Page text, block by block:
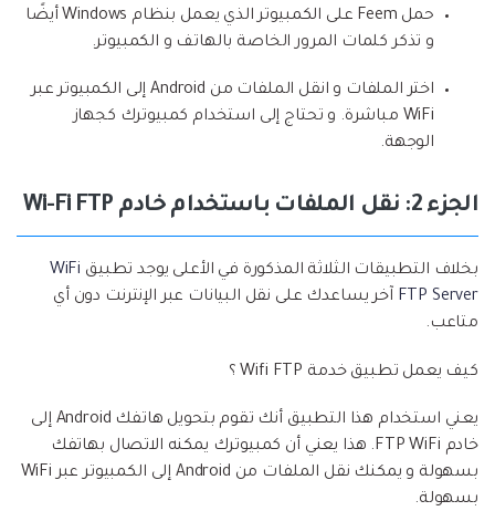
حمل Feem على الكمبيوتر الذي يعمل بنظام Windows أيضًا
و تذكر كلمات المرور الخاصة بالهاتف و الكمبيوتر.
اختر الملفات و انقل الملفات من Android إلى الكمبيوتر عبر
WiFi مباشرة. و تحتاج إلى استخدام كمبيوترك كجهاز
الوجهة.
الجزء 2: نقل الملفات باستخدام خادم Wi-Fi FTP
بخلاف التطبيقات الثلاثة المذكورة في الأعلى يوجد تطبيق WiFi
FTP Server آخر يساعدك على نقل البيانات عبر الإنترنت دون أي
متاعب.
كيف يعمل تطبيق خدمة Wifi FTP ؟
يعني استخدام هذا التطبيق أنك تقوم بتحويل هاتفك Android إلى
خادم FTP WiFi. هذا يعني أن كمبيوترك يمكنه الاتصال بهاتفك
بسهولة و يمكنك نقل الملفات من Android إلى الكمبيوتر عبر WiFi
بسهولة.